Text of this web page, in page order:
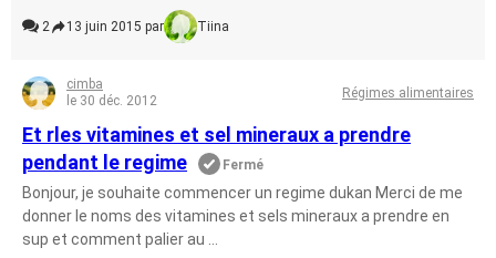
2 13 juin 2015 par Tiina
cimba
le 30 déc. 2012
Régimes alimentaires
Et rles vitamines et sel mineraux a prendre
pendant le regime
Fermé
Bonjour, je souhaite commencer un regime dukan Merci de me
donner le noms des vitamines et sels mineraux a prendre en
sup et comment palier au ...